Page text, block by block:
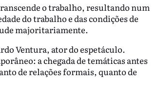
o trabalho, resultando num
do trabalho e das condições de
majoritariamente.
Ventura, ator do espetáculo.
a chegada de temáticas antes
de relações formais, quanto de